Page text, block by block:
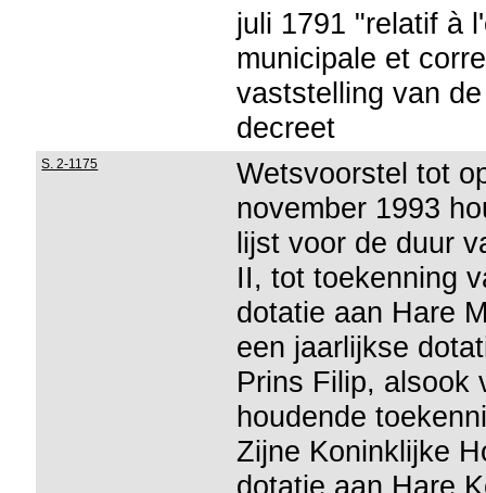
juli 1791 "relatif à
municipale et
vaststelling van
decreet
S. 2-1175
Wetsvoorstel tot
november 1993
lijst voor de duur
II, tot toekenning
dotatie aan Hare
een jaarlijkse
Prins Filip, alsook
houdende
Zijne Koninklijke
dotatie aan Hare